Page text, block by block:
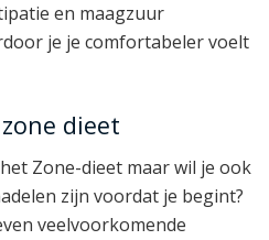
en maagzuur
je je comfortabeler voelt
dieet
Zone-dieet maar wil je ook
zijn voordat je begint?
veelvoorkomende